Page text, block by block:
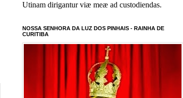
Utinam dirigantur viæ meæ ad custodiendas.
NOSSA SENHORA DA LUZ DOS PINHAIS - RAINHA DE
CURITIBA